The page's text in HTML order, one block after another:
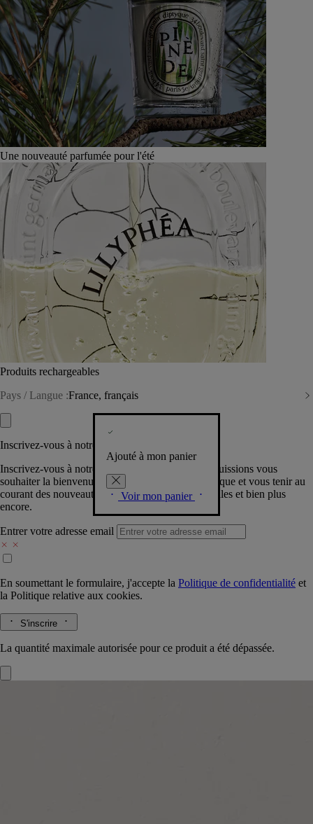
Une nouveauté parfumée pour l'été
Produits rechargeables
Pays / Langue :France, français
Ajouté à mon panier
Voir mon panier
Inscrivez-vous à notre Newsletter
Inscrivez-vous à notre newsletter pour que nous puissions vous
souhaiter la bienvenue dans la communauté Diptyque et vous tenir au
courant des nouveautés, événements, offres spéciales et bien plus
encore.
Entrer votre adresse email
En soumettant le formulaire, j'accepte la Politique de confidentialité et
la Politique relative aux cookies.
S'inscrire
La quantité maximale autorisée pour ce produit a été dépassée.